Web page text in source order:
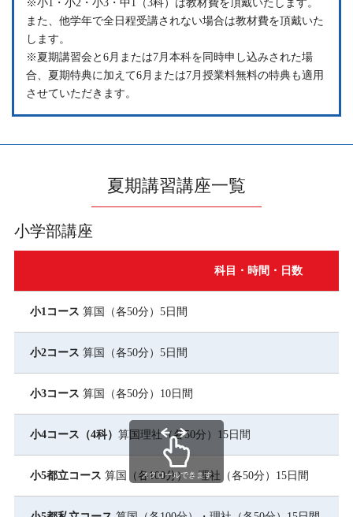
※小1・小2・小3・中1（3科）は教材費を頂戴いたします。
また、他学年で全日程受講されない場合は教材費を頂戴いた
します。
※夏期講習会と6月または7月本科を同時申し込みされた場
合、夏期特典に加えて6月または7月授業料無料の特典も適用
させていただきます。
夏期講習講座一覧
小学部講座
科目・時間・日数
小1コース 算国（各50分）5日間
小2コース 算国（各50分）5日間
小3コース 算国（各50分）10日間
小4コース（4科） 算国理社（各50分）15日間
小5都立コース 算国（各100分）・理社（各50分）15日間
スクロールできます